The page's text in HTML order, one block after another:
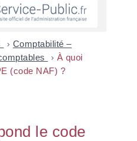
> Comptabilité –
> À quoi
(code NAF) ?
le code